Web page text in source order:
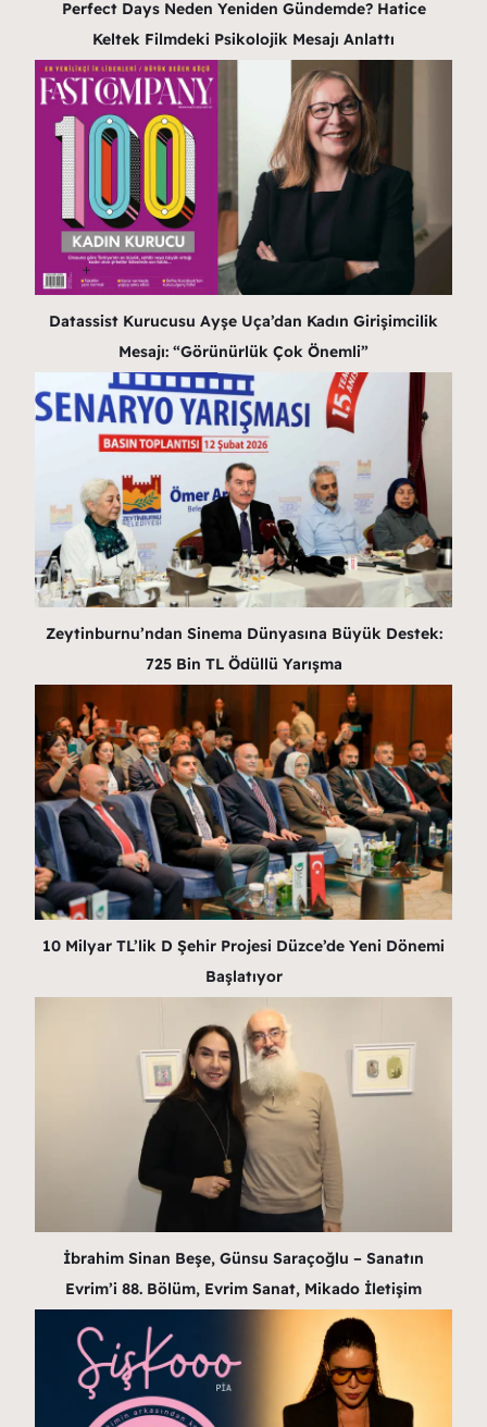
Perfect Days Neden Yeniden Gündemde? Hatice
Keltek Filmdeki Psikolojik Mesajı Anlattı
Datassist Kurucusu Ayşe Uça’dan Kadın Girişimcilik
Mesajı: “Görünürlük Çok Önemli”
Zeytinburnu’ndan Sinema Dünyasına Büyük Destek:
725 Bin TL Ödüllü Yarışma
10 Milyar TL’lik D Şehir Projesi Düzce’de Yeni Dönemi
Başlatıyor
İbrahim Sinan Beşe, Günsu Saraçoğlu – Sanatın
Evrim’i 88. Bölüm, Evrim Sanat, Mikado İletişim